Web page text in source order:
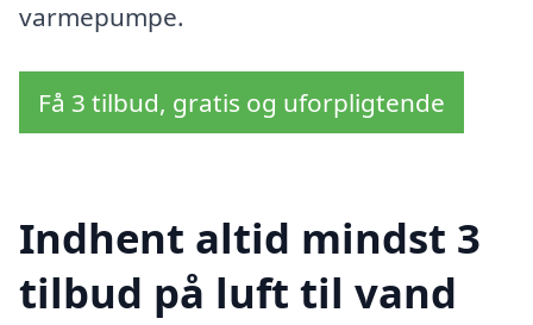
varmepumpe.
Få 3 tilbud, gratis og uforpligtende
Indhent altid mindst 3
tilbud på luft til vand